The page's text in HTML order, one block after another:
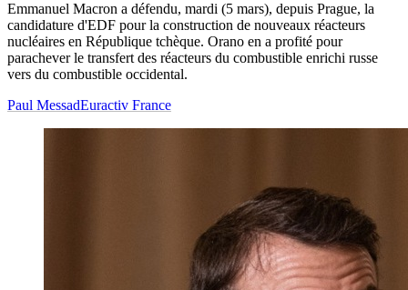
Emmanuel Macron a défendu, mardi (5 mars), depuis Prague, la
candidature d'EDF pour la construction de nouveaux réacteurs
nucléaires en République tchèque. Orano en a profité pour
parachever le transfert des réacteurs du combustible enrichi russe
vers du combustible occidental.
Paul MessadEuractiv France